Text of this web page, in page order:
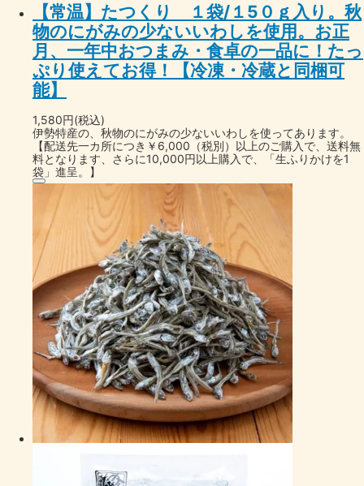
【常温】たつくり １袋/１5０ｇ入り。秋
物のにがみの少ないいわしを使用。お正
月、一年中おつまみ・食卓の一品に！たっ
ぷり使えてお得！【冷凍・冷蔵と同梱可
能】
1,580円(税込)
伊勢特産の、秋物のにがみの少ないいわしを使ってあります。
【配送先一カ所につき￥6,000（税別）以上のご購入で、送料無
料となります、さらに10,000円以上購入で、「生ふりかけを1
袋」進呈。】